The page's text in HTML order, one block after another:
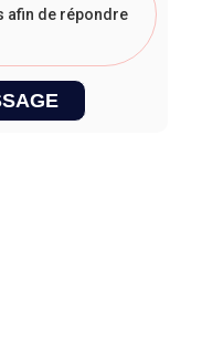
afin de répondre